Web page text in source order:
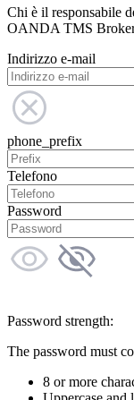
Chi è il responsabile
OANDA TMS
Indirizzo e-mail
phone_prefix
Telefono
Password
Password strength:
The password must
8 or more